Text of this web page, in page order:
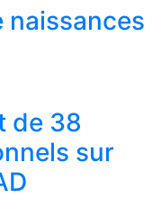
naissances
de 38
sur